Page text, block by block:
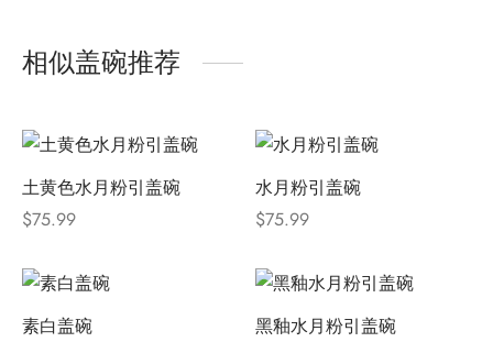
相似盖碗推荐
土黄色水月粉引盖碗
$75.99
水月粉引盖碗
$75.99
素白盖碗
黑釉水月粉引盖碗